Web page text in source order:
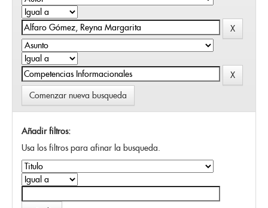
Comenzar nueva busqueda
Añadir filtros:
Usa los filtros para afinar la busqueda.